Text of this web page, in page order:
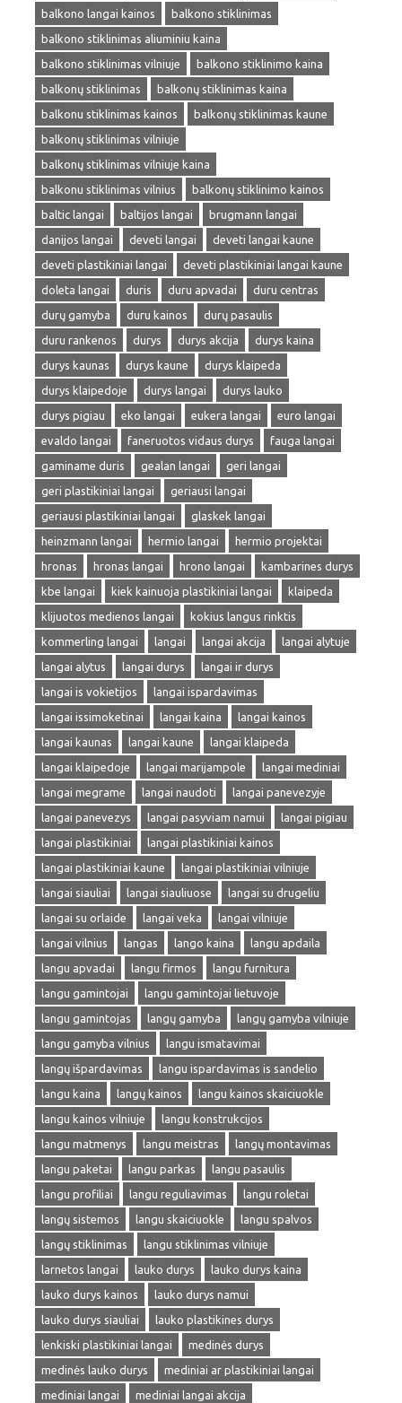
balkono langai kainos
balkono stiklinimas
balkono stiklinimas aliuminiu kaina
balkono stiklinimas vilniuje
balkono stiklinimo kaina
balkonų stiklinimas
balkonų stiklinimas kaina
balkonu stiklinimas kainos
balkonų stiklinimas kaune
balkonų stiklinimas vilniuje
balkonų stiklinimas vilniuje kaina
balkonu stiklinimas vilnius
balkonų stiklinimo kainos
baltic langai
baltijos langai
brugmann langai
danijos langai
deveti langai
deveti langai kaune
deveti plastikiniai langai
deveti plastikiniai langai kaune
doleta langai
duris duru apvadai
duru centras
durų gamyba
duru kainos
durų pasaulis
duru rankenos
durys durys akcija
durys kaina
durys kaunas
durys kaune
durys klaipeda
durys klaipedoje
durys langai
durys lauko
durys pigiau
eko langai eukera langai
euro langai
evaldo langai
faneruotos vidaus durys
fauga langai
gaminame duris
gealan langai
geri langai
geri plastikiniai langai
geriausi langai
geriausi plastikiniai langai
glaskek langai
heinzmann langai
hermio langai
hermio projektai
hronas
hronas langai hrono langai
kambarines durys
kbe langai
kiek kainuoja plastikiniai langai
klaipeda
klijuotos medienos langai
kokius langus rinktis
kommerling langai
langai langai akcija
langai alytuje
langai alytus
langai durys
langai ir durys
langai is vokietijos
langai ispardavimas
langai issimoketinai
langai kaina
langai kainos
langai kaunas
langai kaune
langai klaipeda
langai klaipedoje
langai marijampole
langai mediniai
langai megrame
langai naudoti
langai panevezyje
langai panevezys
langai pasyviam namui
langai pigiau
langai plastikiniai
langai plastikiniai kainos
langai plastikiniai kaune
langai plastikiniai vilniuje
langai siauliai
langai siauliuose
langai su drugeliu
langai su orlaide
langai veka
langai vilniuje
langai vilnius
langas lango kaina
langu apdaila
langu apvadai
langu firmos
langu furnitura
langu gamintojai
langu gamintojai lietuvoje
langu gamintojas
langų gamyba
langų gamyba vilniuje
langu gamyba vilnius
langu ismatavimai
langų išpardavimas
langu ispardavimas is sandelio
langu kaina
langų kainos
langu kainos skaiciuokle
langu kainos vilniuje
langu konstrukcijos
langu matmenys
langu meistras
langų montavimas
langu paketai
langu parkas
langu pasaulis
langu profiliai
langu reguliavimas
langu roletai
langų sistemos
langu skaiciuokle
langu spalvos
langų stiklinimas
langu stiklinimas vilniuje
larnetos langai
lauko durys
lauko durys kaina
lauko durys kainos
lauko durys namui
lauko durys siauliai
lauko plastikines durys
lenkiski plastikiniai langai
medinės durys
medinės lauko durys
mediniai ar plastikiniai langai
mediniai langai
mediniai langai akcija